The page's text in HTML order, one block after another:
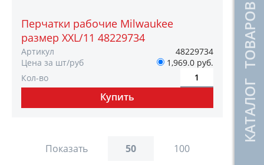
КАТАЛОГ ТОВАРОВ
Перчатки рабочие Milwaukee
размер XXL/11 48229734
Артикул
48229734
Цена за шт/руб
1,969.0 руб.
Кол-во
Показать 50
100